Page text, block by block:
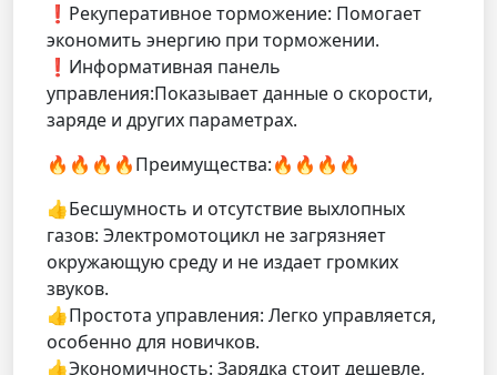
❗️Рекуперативное торможение: Помогает
экономить энергию при торможении.
❗️Информативная панель
управления:Показывает данные о скорости,
заряде и других параметрах.
🔥🔥🔥🔥Преимущества:🔥🔥🔥🔥
👍Бесшумность и отсутствие выхлопных
газов: Электромотоцикл не загрязняет
окружающую среду и не издает громких
звуков.
👍Простота управления: Легко управляется,
особенно для новичков.
👍Экономичность: Зарядка стоит дешевле,